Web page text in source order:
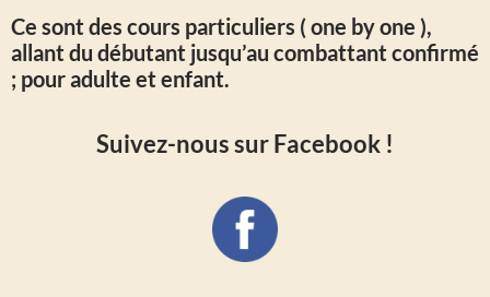
Ce sont des cours particuliers ( one by one ),
allant du débutant jusqu’au combattant confirmé
; pour adulte et enfant.
Suivez-nous sur Facebook !